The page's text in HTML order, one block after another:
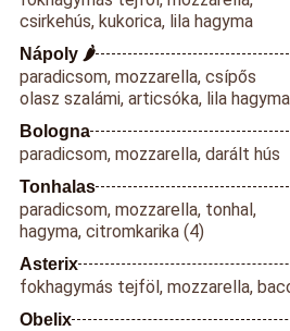
csirkehús, kukorica, lila hagyma
Nápoly 🌶️
paradicsom, mozzarella, csípős
olasz szalámi, articsóka, lila hagyma
Bologna
paradicsom, mozzarella, darált hús
Tonhalas
paradicsom, mozzarella, tonhal,
hagyma, citromkarika (4)
Asterix
fokhagymás tejföl, mozzarella,
Obelix